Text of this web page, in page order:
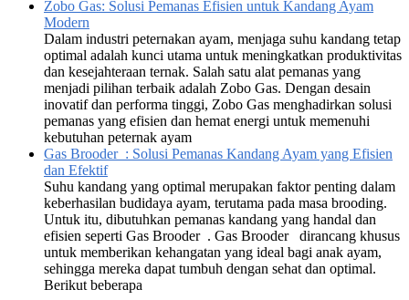
Zobo Gas: Solusi Pemanas Efisien untuk Kandang Ayam
Modern
Dalam industri peternakan ayam, menjaga suhu kandang tetap
optimal adalah kunci utama untuk meningkatkan produktivitas
dan kesejahteraan ternak. Salah satu alat pemanas yang
menjadi pilihan terbaik adalah Zobo Gas. Dengan desain
inovatif dan performa tinggi, Zobo Gas menghadirkan solusi
pemanas yang efisien dan hemat energi untuk memenuhi
kebutuhan peternak ayam
Gas Brooder : Solusi Pemanas Kandang Ayam yang Efisien
dan Efektif
Suhu kandang yang optimal merupakan faktor penting dalam
keberhasilan budidaya ayam, terutama pada masa brooding.
Untuk itu, dibutuhkan pemanas kandang yang handal dan
efisien seperti Gas Brooder . Gas Brooder dirancang khusus
untuk memberikan kehangatan yang ideal bagi anak ayam,
sehingga mereka dapat tumbuh dengan sehat dan optimal.
Berikut beberapa